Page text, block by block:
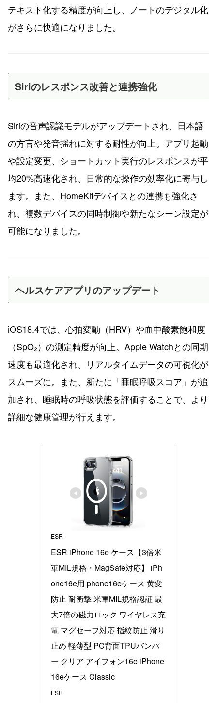
テキスト化する精度が向上し、ノートのデジタル化
がさらに快適になりました。
Siriのレスポンス改善と連携強化
Siriの音声認識モデルがアップデートされ、日本語
の方言や発音揺れに対する耐性が向上。アプリ起動
や設定変更、ショートカット実行のレスポンスが平
均20%高速化され、日常的な操作の効率化に寄与し
ます。また、HomeKitデバイスとの連携も強化さ
れ、複数デバイスの同時制御や新たなシーン設定が
可能になりました。
ヘルスケアアプリのアップデート
iOS18.4では、心拍変動（HRV）や血中酸素飽和度
（SpO₂）の測定精度が向上。Apple Watchとの同期
速度も最適化され、リアルタイムデータの可視化が
スムーズに。また、新たに「睡眠呼吸スコア」が追
加され、睡眠時の呼吸状態を評価することで、より
詳細な健康管理が行えます。
ESR
ESR iPhone 16e ケース【3倍米
軍MIL規格・MagSafe対応】 iPh
one16e用 phone16eケース 黄変
防止 耐衝撃 米軍MIL規格認証 最
大7倍の磁力ロック ワイヤレス充
電 マグセーフ対応 指紋防止 滑り
止め 軽薄型 PC背面TPUバンパ
ー クリア アイフォン16e iPhone
16eケース Classic
ESR